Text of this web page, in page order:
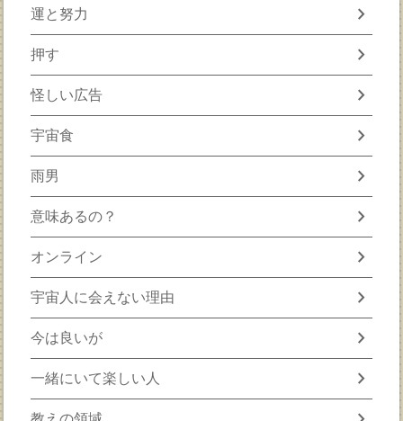
運と努力 chevron_right
押す chevron_right
怪しい広告 chevron_right
宇宙食 chevron_right
雨男 chevron_right
意味あるの？ chevron_right
オンライン chevron_right
宇宙人に会えない理由 chevron_right
今は良いが chevron_right
一緒にいて楽しい人 chevron_right